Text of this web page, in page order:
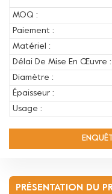
MOQ :
Paiement :
Matériel :
Délai De Mise En Œuvre :
Diamètre :
Épaisseur :
Usage :
PRÉSENTATION DU